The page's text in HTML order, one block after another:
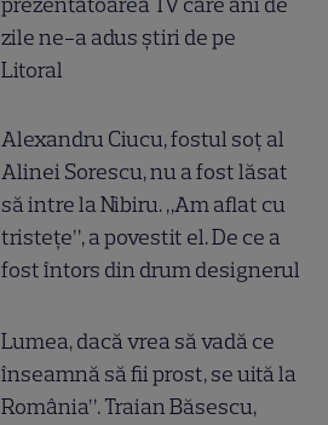
zile ne-a adus știri de pe
Litoral
Alexandru Ciucu, fostul soț al
Alinei Sorescu, nu a fost lăsat
să intre la Nibiru. „Am aflat cu
tristețe”, a povestit el. De ce a
fost întors din drum designerul
Lumea, dacă vrea să vadă ce
înseamnă să fii prost, se uită la
România”. Traian Băsescu,